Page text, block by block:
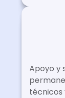
Apoyo y
técnicos